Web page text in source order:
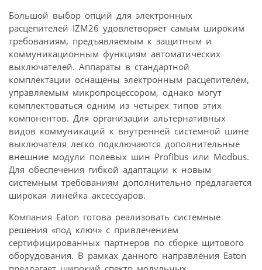
Большой выбор опций для электронных
расцепителей IZM26 удовлетворяет самым широким
требованиям, предъявляемым к защитным и
коммуникационным функциям автоматических
выключателей. Аппараты в стандартной
комплектации оснащены электронным расцепителем,
управляемым микропроцессором, однако могут
комплектоваться одним из четырех типов этих
компонентов. Для организации альтернативных
видов коммуникаций к внутренней системной шине
выключателя легко подключаются дополнительные
внешние модули полевых шин Profibus или Modbus.
Для обеспечения гибкой адаптации к новым
системным требованиям дополнительно предлагается
широкая линейка аксессуаров.
Компания Eaton готова реализовать системные
решения «под ключ» с привлечением
сертифицированных партнеров по сборке щитового
оборудования. В рамках данного направления Eaton